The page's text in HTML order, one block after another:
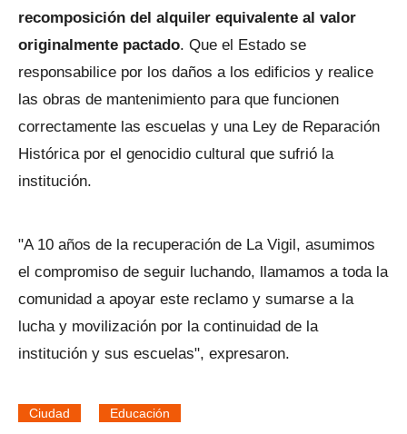
recomposición del alquiler equivalente al valor
originalmente pactado. Que el Estado se
responsabilice por los daños a los edificios y realice
las obras de mantenimiento para que funcionen
correctamente las escuelas y una Ley de Reparación
Histórica por el genocidio cultural que sufrió la
institución.
"A 10 años de la recuperación de La Vigil, asumimos
el compromiso de seguir luchando, llamamos a toda la
comunidad a apoyar este reclamo y sumarse a la
lucha y movilización por la continuidad de la
institución y sus escuelas", expresaron.
Ciudad Educación